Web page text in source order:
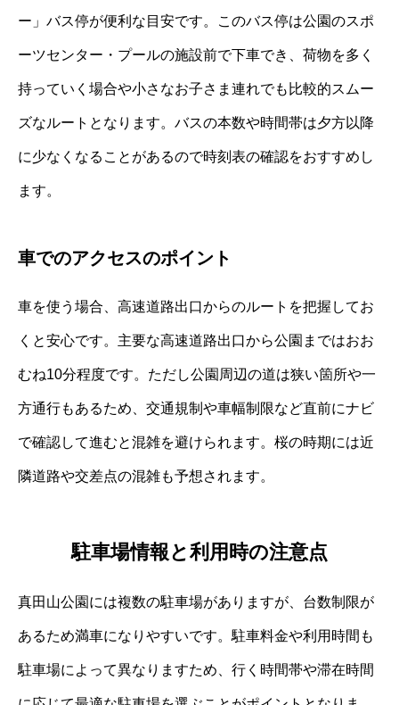
ー」バス停が便利な目安です。このバス停は公園のスポ
ーツセンター・プールの施設前で下車でき、荷物を多く
持っていく場合や小さなお子さま連れでも比較的スムー
ズなルートとなります。バスの本数や時間帯は夕方以降
に少なくなることがあるので時刻表の確認をおすすめし
ます。
車でのアクセスのポイント
車を使う場合、高速道路出口からのルートを把握してお
くと安心です。主要な高速道路出口から公園まではおお
むね10分程度です。ただし公園周辺の道は狭い箇所や一
方通行もあるため、交通規制や車幅制限など直前にナビ
で確認して進むと混雑を避けられます。桜の時期には近
隣道路や交差点の混雑も予想されます。
駐車場情報と利用時の注意点
真田山公園には複数の駐車場がありますが、台数制限が
あるため満車になりやすいです。駐車料金や利用時間も
駐車場によって異なりますため、行く時間帯や滞在時間